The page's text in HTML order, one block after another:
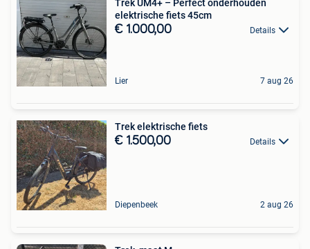
Trek UM4+ – Perfect onderhouden
elektrische fiets 45cm
€ 1.000,00 Details
Lier 7 aug 26
Trek elektrische fiets
€ 1.500,00 Details
Diepenbeek 2 aug 26